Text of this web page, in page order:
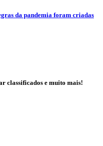
da pandemia foram criadas
classificados e muito mais!